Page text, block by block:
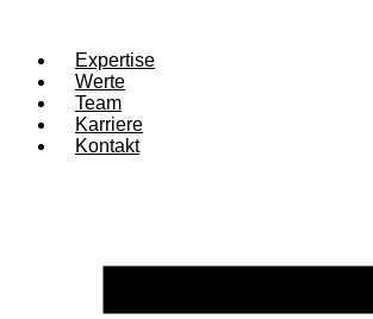
Expertise
Werte
Team
Karriere
Kontakt